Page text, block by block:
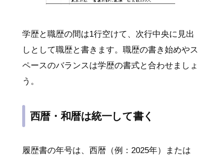
学歴と職歴の間は1行空けて、次行中央に見出
しとして職歴と書きます。職歴の書き始めやス
ペースのバランスは学歴の書式と合わせましょ
う。
西暦・和暦は統一して書く
履歴書の年号は、西暦（例：2025年）または